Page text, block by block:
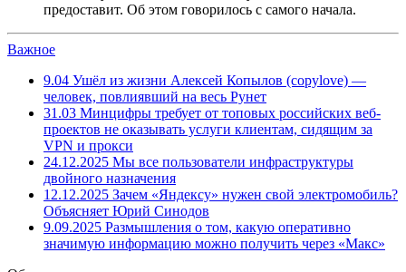
предоставит. Об этом говорилось с самого начала.
Важное
9.04 Ушёл из жизни Алексей Копылов (copylove) —
человек, повлиявший на весь Рунет
31.03 Минцифры требует от топовых российских веб-
проектов не оказывать услуги клиентам, сидящим за
VPN и прокси
24.12.2025 Мы все пользователи инфраструктуры
двойного назначения
12.12.2025 Зачем «Яндексу» нужен свой электромобиль?
Объясняет Юрий Синодов
9.09.2025 Размышления о том, какую оперативно
значимую информацию можно получить через «Макс»